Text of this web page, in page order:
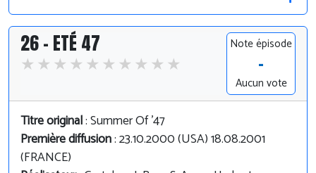
26 - ETÉ 47 Note épisode
-
Aucun vote
Titre original: Summer Of '47
Première diffusion: 23.10.2000 (USA) 18.08.2001
(FRANCE)